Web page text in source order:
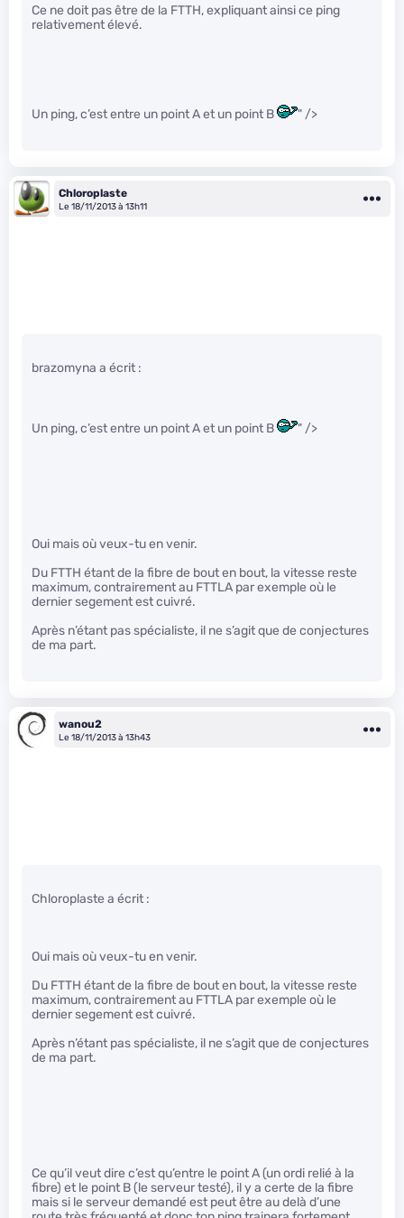
Ce ne doit pas être de la FTTH, expliquant ainsi ce ping
relativement élevé.
Un ping, c’est entre un point A et un point B " />
Chloroplaste
Le 18/11/2013 à 13h11
brazomyna a écrit :
Un ping, c’est entre un point A et un point B " />
Oui mais où veux-tu en venir.
Du FTTH étant de la fibre de bout en bout, la vitesse reste
maximum, contrairement au FTTLA par exemple où le
dernier segement est cuivré.
Après n’étant pas spécialiste, il ne s’agit que de conjectures
de ma part.
wanou2
Le 18/11/2013 à 13h43
Chloroplaste a écrit :
Oui mais où veux-tu en venir.
Du FTTH étant de la fibre de bout en bout, la vitesse reste
maximum, contrairement au FTTLA par exemple où le
dernier segement est cuivré.
Après n’étant pas spécialiste, il ne s’agit que de conjectures
de ma part.
Ce qu’il veut dire c’est qu’entre le point A (un ordi relié à la
fibre) et le point B (le serveur testé), il y a certe de la fibre
mais si le serveur demandé est peut être au delà d’une